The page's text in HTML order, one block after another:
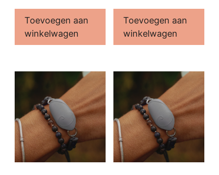
Toevoegen aan
winkelwagen
Toevoegen aan
winkelwagen